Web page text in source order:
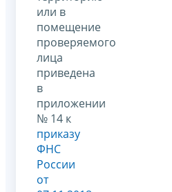
или в
помещение
проверяемого
лица
приведена
в
приложении
№ 14 к
приказу
ФНС
России
от